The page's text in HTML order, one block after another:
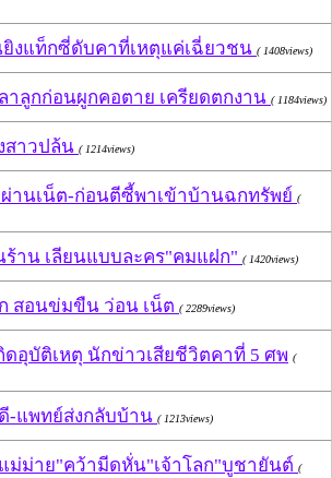
งแท็กซี่ดับคาที่เหตุแค่เฉี่ยวชน ( 1408views)
ลูกก่อนผูกคอตาย เครียดตกงาน ( 1184views)
สาวปล้น ( 1214views)
านเน็ต-ก่อนตีซี้พาเข้าบ้านฉกทรัพย์ (
ร้าน เลียนแบบละคร"คมแฝก" ( 1420views)
สอนข่มขืน ว่อน เน็ต ( 2289views)
ดอุบัติเหตุ นักข่าวเสียชีวิตคาที่ 5 ศพ (
-แพทย์ส่งกลับบ้าน ( 1213views)
ม่ม่าย"คว้ามีดหั่น"เจ้าโลก"บูชายันต์ (